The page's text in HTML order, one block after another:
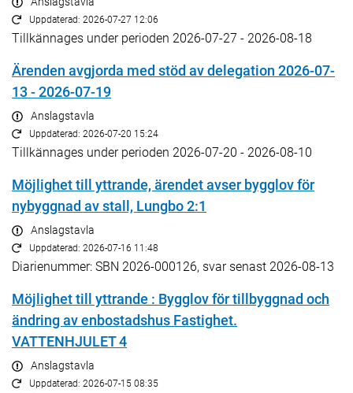
Uppdaterad: 2026-07-27 12:06
Tillkännages under perioden 2026-07-27 - 2026-08-18
Ärenden avgjorda med stöd av delegation 2026-07-
13 - 2026-07-19
Anslagstavla
Uppdaterad: 2026-07-20 15:24
Tillkännages under perioden 2026-07-20 - 2026-08-10
Möjlighet till yttrande, ärendet avser bygglov för
nybyggnad av stall, Lungbo 2:1
Anslagstavla
Uppdaterad: 2026-07-16 11:48
Diarienummer: SBN 2026-000126, svar senast 2026-08-13
Möjlighet till yttrande : Bygglov för tillbyggnad och
ändring av enbostadshus Fastighet.
VATTENHJULET 4
Anslagstavla
Uppdaterad: 2026-07-15 08:35